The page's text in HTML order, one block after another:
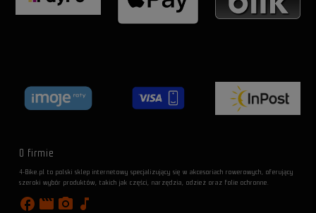
O firmie
4-Bike.pl to polski sklep internetowy specjalizujący się w akcesoriach rowerowych, oferujący
szeroki wybór produktów, takich jak części, narzędzia, odzież oraz folie ochronne.
facebook movie photo_camera music_note